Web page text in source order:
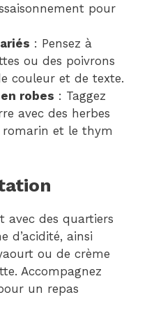
pour
: Pensez à
ou des poivrons
couleur et de texte.
robes : Taggez
avec des herbes
et le thym
avec des quartiers
d’acidité, ainsi
ou de crème
Accompagnez
un repas